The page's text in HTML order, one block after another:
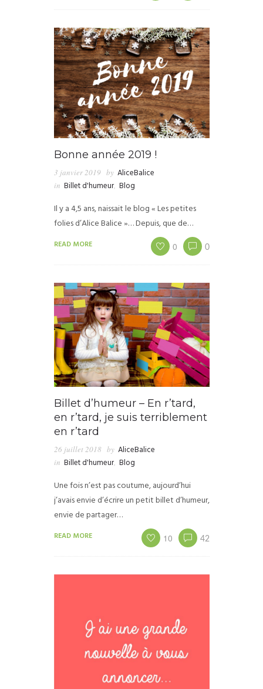
Bonne année 2019 !
3 janvier 2019 by AliceBalice
in Billet d'humeur, Blog
Il y a 4,5 ans, naissait le blog « Les petites
folies d’Alice Balice »… Depuis, que de…
READ MORE 0 0
Billet d’humeur – En r’tard,
en r’tard, je suis terriblement
en r’tard
26 juillet 2018 by AliceBalice
in Billet d'humeur, Blog
Une fois n’est pas coutume, aujourd’hui
j’avais envie d’écrire un petit billet d’humeur,
envie de partager…
READ MORE 10 42